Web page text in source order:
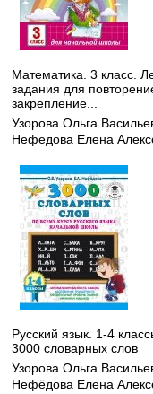
Математика. 3 класс.
задания для
закрепление...
Узорова Ольга
Нефедова Елена
Русский язык. 1-4
3000 словарных слов
Узорова Ольга
Нефёдова Елена